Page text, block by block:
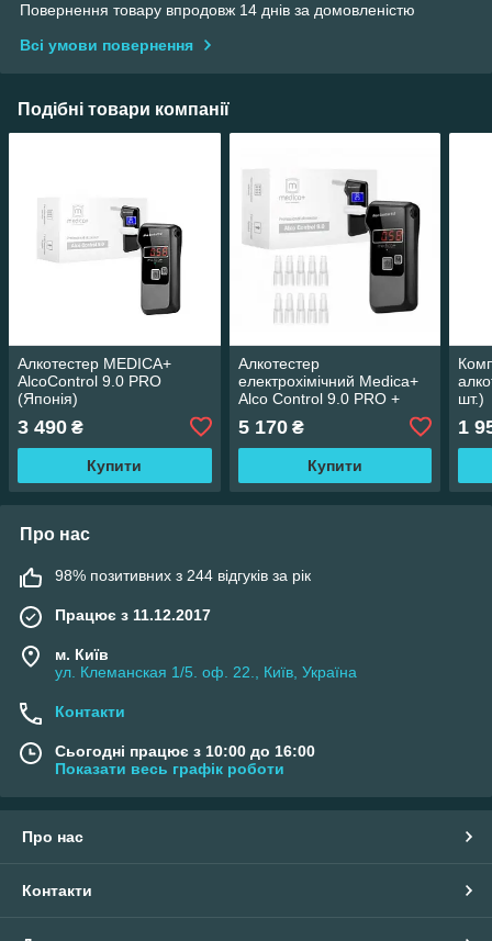
Повернення товару впродовж 14 днів за домовленістю
Всі умови повернення
Подібні товари компанії
Алкотестер MEDICA+
AlcoControl 9.0 PRO
(Японія)
3 490 ₴
Купити
Алкотестер
електрохімічний Medica+
Alco Control 9.0 PRO +
100шт.
5 170₴
Купити
шт.)
1
Про нас
98% позитивних з 244 відгуків за рік
Працює з 11.12.2017
м. Київ
ул. Клеманская 1/5. оф. 22., Київ, Україна
Контакти
Сьогодні працює з 10:00 до 16:00
Показати весь графік роботи
Про нас
Контакти